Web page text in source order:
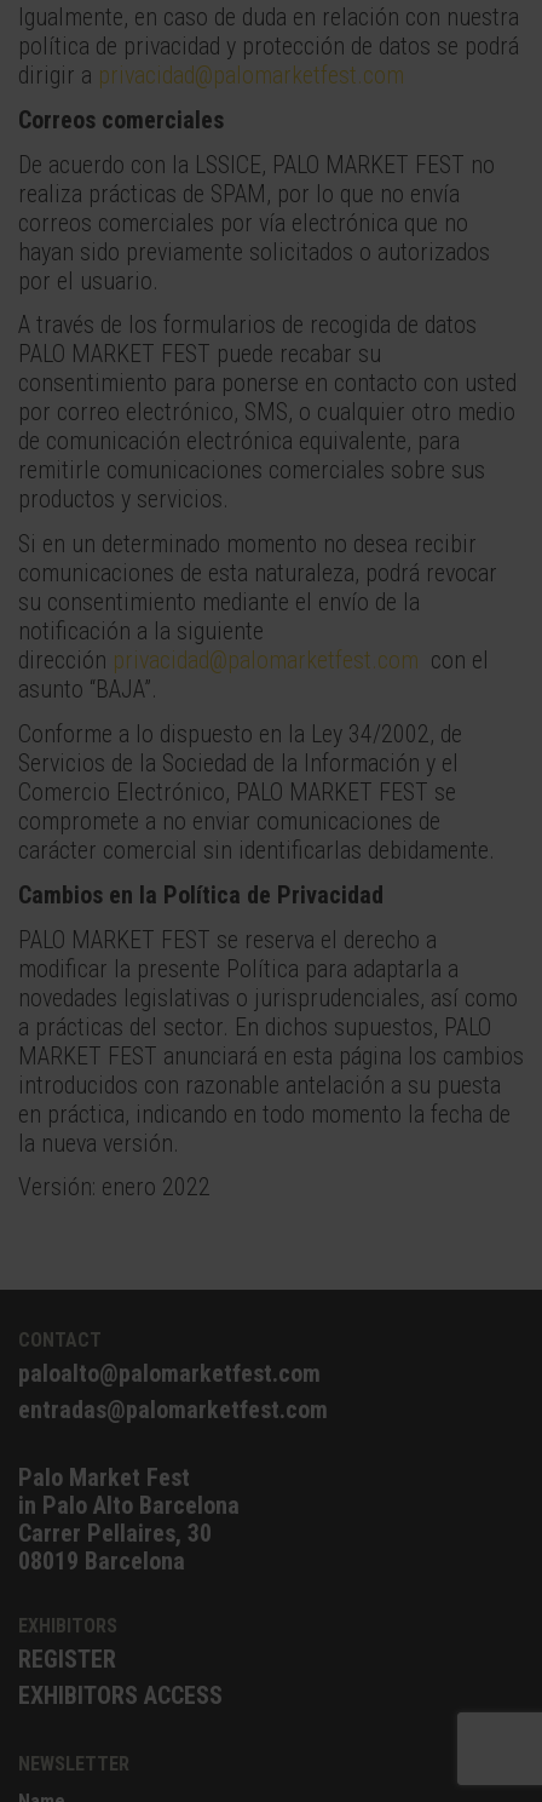
Igualmente, en caso de duda en relación con nuestra
política de privacidad y protección de datos se podrá
dirigir a privacidad@palomarketfest.com
Correos comerciales
De acuerdo con la LSSICE, PALO MARKET FEST no
realiza prácticas de SPAM, por lo que no envía
correos comerciales por vía electrónica que no
hayan sido previamente solicitados o autorizados
por el usuario.
A través de los formularios de recogida de datos
PALO MARKET FEST puede recabar su
consentimiento para ponerse en contacto con usted
por correo electrónico, SMS, o cualquier otro medio
de comunicación electrónica equivalente, para
remitirle comunicaciones comerciales sobre sus
productos y servicios.
Si en un determinado momento no desea recibir
comunicaciones de esta naturaleza, podrá revocar
su consentimiento mediante el envío de la
notificación a la siguiente
dirección privacidad@palomarketfest.com con el
asunto “BAJA”.
Conforme a lo dispuesto en la Ley 34/2002, de
Servicios de la Sociedad de la Información y el
Comercio Electrónico, PALO MARKET FEST se
compromete a no enviar comunicaciones de
carácter comercial sin identificarlas debidamente.
Cambios en la Política de Privacidad
PALO MARKET FEST se reserva el derecho a
modificar la presente Política para adaptarla a
novedades legislativas o jurisprudenciales, así como
a prácticas del sector. En dichos supuestos, PALO
MARKET FEST anunciará en esta página los cambios
introducidos con razonable antelación a su puesta
en práctica, indicando en todo momento la fecha de
la nueva versión.
Versión: enero 2022
CONTACT
paloalto@palomarketfest.com
entradas@palomarketfest.com
Palo Market Fest
in Palo Alto Barcelona
Carrer Pellaires, 30
08019 Barcelona
EXHIBITORS
REGISTER
EXHIBITORS ACCESS
NEWSLETTER